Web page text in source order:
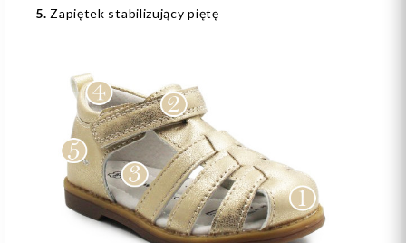
5. Zapiętek stabilizujący piętę